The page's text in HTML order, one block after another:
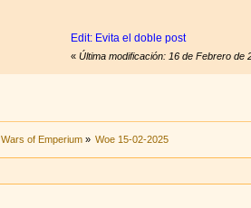
Edit: Evita el doble post
«Última modificación: 16 de Febrero de
Wars of Emperium » Woe 15-02-2025